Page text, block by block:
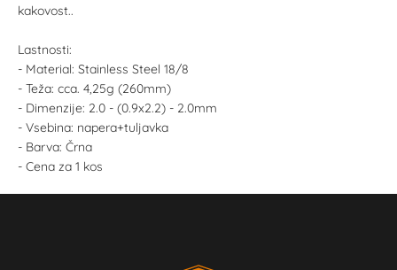
kakovost..
Lastnosti:
- Material: Stainless Steel 18/8
- Teža: cca. 4,25g (260mm)
- Dimenzije: 2.0 - (0.9x2.2) - 2.0mm
- Vsebina: napera+tuljavka
- Barva: Črna
- Cena za 1 kos